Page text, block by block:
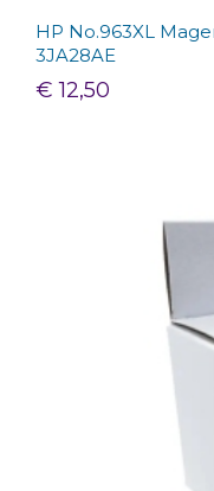
HP No.963XL
3JA28AE
€ 12,50